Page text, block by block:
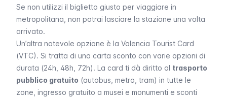
Se non utilizzi il biglietto giusto per viaggiare in
metropolitana, non potrai lasciare la stazione una volta
arrivato.
Un’altra notevole opzione è la Valencia Tourist Card
(VTC). Si tratta di una carta sconto con varie opzioni di
durata (24h, 48h, 72h). La card ti dà diritto al trasporto
pubblico gratuito (autobus, metro, tram) in tutte le
zone, ingresso gratuito a musei e monumenti e sconti